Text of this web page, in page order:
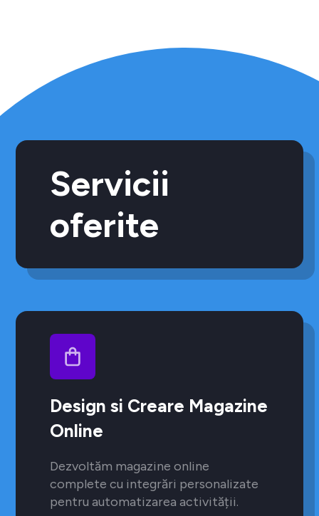
Servicii
oferite
Design si Creare Magazine
Online
Dezvoltăm magazine online
complete cu integrări personalizate
pentru automatizarea activității.